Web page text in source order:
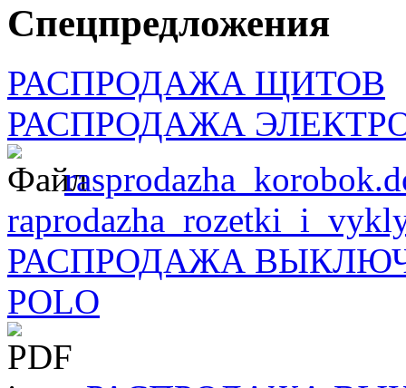
Спецпредложения
РАСПРОДАЖА ЩИТОВ
РАСПРОДАЖА
РАСПРОДАЖА
POLO